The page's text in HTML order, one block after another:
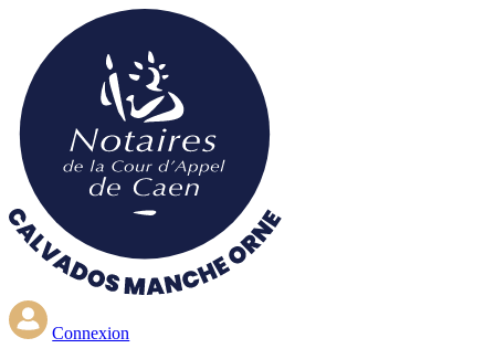
contenu
principal
Connexion